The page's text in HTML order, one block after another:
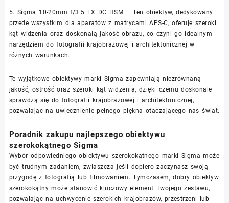
5. Sigma 10-20mm f/3.5 EX DC HSM – Ten obiektyw, dedykowany
przede wszystkim dla aparatów z matrycami APS-C, oferuje szeroki
kąt widzenia oraz doskonałą jakość obrazu, co czyni go idealnym
narzędziem do fotografii krajobrazowej i architektonicznej w
różnych warunkach.
Te wyjątkowe obiektywy marki Sigma zapewniają niezrównaną
jakość, ostrość oraz szeroki kąt widzenia, dzięki czemu doskonale
sprawdzą się do fotografii krajobrazowej i architektonicznej,
pozwalając na uwiecznienie pełnego piękna otaczającego nas świat.
Poradnik zakupu najlepszego obiektywu
szerokokątnego Sigma
Wybór odpowiedniego obiektywu szerokokątnego marki Sigma może
być trudnym zadaniem, zwłaszcza jeśli dopiero zaczynasz swoją
przygodę z fotografią lub filmowaniem. Tymczasem, dobry obiektyw
szerokokątny może stanowić kluczowy element Twojego zestawu,
pozwalając na uchwycenie szerokich krajobrazów, przestrzeni lub